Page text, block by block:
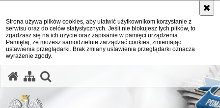
Strona używa plików cookies, aby ułatwić użytkownikom korzystanie z
serwisu oraz do celów statystycznych. Jeśli nie blokujesz tych plików, to
zgadzasz się na ich użycie oraz zapisanie w pamięci urządzenia.
Pamiętaj, że możesz samodzielnie zarządzać cookies, zmieniając
ustawienia przeglądarki. Brak zmiany ustawienia przeglądarki oznacza
wyrażenie zgody.